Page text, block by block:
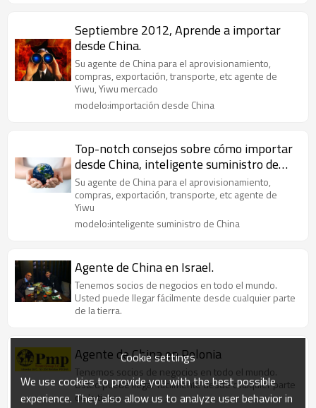
Septiembre 2012, Aprende a importar
desde China.
Su agente de China para el aprovisionamiento,
compras, exportación, transporte, etc agente de
Yiwu, Yiwu mercado
modelo:importación desde China
Top-notch consejos sobre cómo importar
desde China, inteligente suministro de
China, septiembre 2012
Su agente de China para el aprovisionamiento,
compras, exportación, transporte, etc agente de
Yiwu
modelo:inteligente suministro de China
Agente de China en Israel.
Tenemos socios de negocios en todo el mundo.
Usted puede llegar fácilmente desde cualquier parte
de la tierra.
Agente de China en Polonia
Tenemos socios de negocios en todo el mundo.
Usted puede llegar fácilmente desde cualquier parte
de la tierra.
Cookie settings
We use cookies to provide you with the best possible
experience. They also allow us to analyze user behavior in